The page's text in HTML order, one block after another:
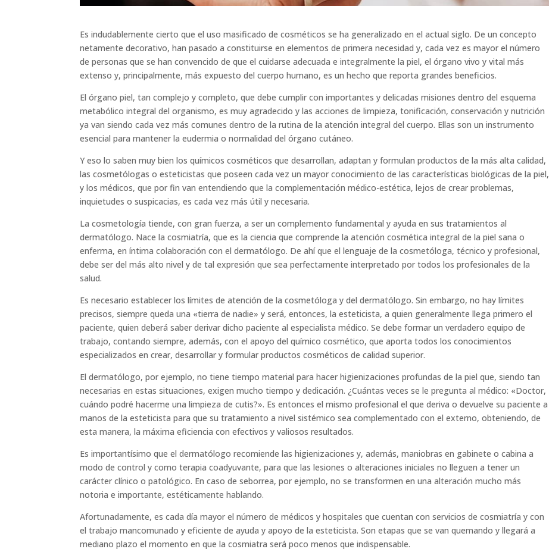
Es indudablemente cierto que el uso masificado de cosméticos se ha generalizado en el actual siglo. De un concepto
netamente decorativo, han pasado a constituirse en elementos de primera necesidad y, cada vez es mayor el número
de personas que se han convencido de que el cuidarse adecuada e integralmente la piel, el órgano vivo y vital más
extenso y, principalmente, más expuesto del cuerpo humano, es un hecho que reporta grandes beneficios.
El órgano piel, tan complejo y completo, que debe cumplir con importantes y delicadas misiones dentro del esquema
metabólico integral del organismo, es muy agradecido y las acciones de limpieza, tonificación, conservación y nutrición
ya van siendo cada vez más comunes dentro de la rutina de la atención integral del cuerpo. Ellas son un instrumento
esencial para mantener la eudermia o normalidad del órgano cutáneo.
Y eso lo saben muy bien los químicos cosméticos que desarrollan, adaptan y formulan productos de la más alta calidad,
las cosmetólogas o esteticistas que poseen cada vez un mayor conocimiento de las características biológicas de la piel,
y los médicos, que por fin van entendiendo que la complementación médico-estética, lejos de crear problemas,
inquietudes o suspicacias, es cada vez más útil y necesaria.
La cosmetología tiende, con gran fuerza, a ser un complemento fundamental y ayuda en sus tratamientos al
dermatólogo. Nace la cosmiatría, que es la ciencia que comprende la atención cosmética integral de la piel sana o
enferma, en íntima colaboración con el dermatólogo. De ahí que el lenguaje de la cosmetóloga, técnico y profesional,
debe ser del más alto nivel y de tal expresión que sea perfectamente interpretado por todos los profesionales de la
salud.
Es necesario establecer los límites de atención de la cosmetóloga y del dermatólogo. Sin embargo, no hay límites
precisos, siempre queda una «tierra de nadie» y será, entonces, la esteticista, a quien generalmente llega primero el
paciente, quien deberá saber derivar dicho paciente al especialista médico. Se debe formar un verdadero equipo de
trabajo, contando siempre, además, con el apoyo del químico cosmético, que aporta todos los conocimientos
especializados en crear, desarrollar y formular productos cosméticos de calidad superior.
El dermatólogo, por ejemplo, no tiene tiempo material para hacer higienizaciones profundas de la piel que, siendo tan
necesarias en estas situaciones, exigen mucho tiempo y dedicación. ¿Cuántas veces se le pregunta al médico: «Doctor,
cuándo podré hacerme una limpieza de cutis?». Es entonces el mismo profesional el que deriva o devuelve su paciente a
manos de la esteticista para que su tratamiento a nivel sistémico sea complementado con el externo, obteniendo, de
esta manera, la máxima eficiencia con efectivos y valiosos resultados.
Es importantísimo que el dermatólogo recomiende las higienizaciones y, además, maniobras en gabinete o cabina a
modo de control y como terapia coadyuvante, para que las lesiones o alteraciones iniciales no lleguen a tener un
carácter clínico o patológico. En caso de seborrea, por ejemplo, no se transformen en una alteración mucho más
notoria e importante, estéticamente hablando.
Afortunadamente, es cada día mayor el número de médicos y hospitales que cuentan con servicios de cosmiatría y con
el trabajo mancomunado y eficiente de ayuda y apoyo de la esteticista. Son etapas que se van quemando y llegará a
mediano plazo el momento en que la cosmiatra será poco menos que indispensable.